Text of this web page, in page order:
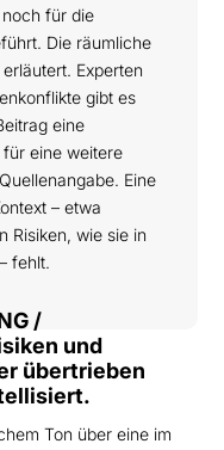
für die
Die räumliche
Experten
gibt es
eine
eine weitere
Eine
– etwa
Risiken, wie sie in
fehlt.
/
und
übertrieben
Ton über eine im